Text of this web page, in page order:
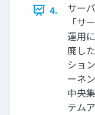
4.
サー
「サ
運用
廃し
ショ
ーネ
中央
テム